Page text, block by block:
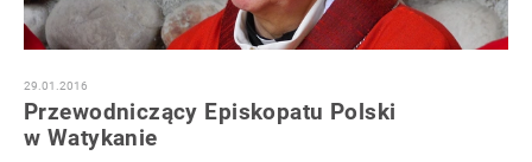
29.01.2016
Przewodniczący Episkopatu Polski
w Watykanie